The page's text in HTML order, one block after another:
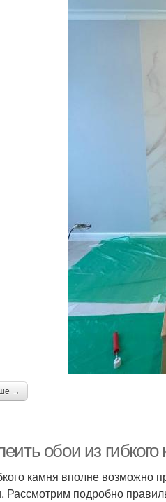
→
обои из
камня вполне возможно
Рассмотрим подробно